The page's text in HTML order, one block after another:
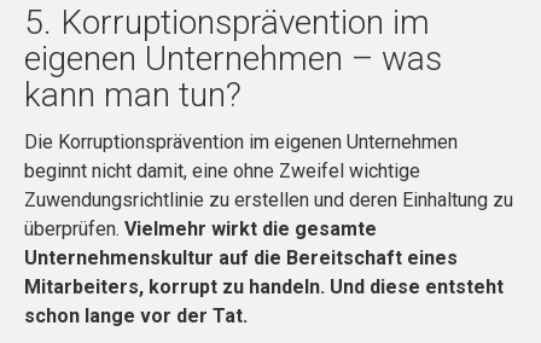
5. Korruptionsprävention im
eigenen Unternehmen – was
kann man tun?
Die Korruptionsprävention im eigenen Unternehmen
beginnt nicht damit, eine ohne Zweifel wichtige
Zuwendungsrichtlinie zu erstellen und deren Einhaltung zu
überprüfen. Vielmehr wirkt die gesamte
Unternehmenskultur auf die Bereitschaft eines
Mitarbeiters, korrupt zu handeln. Und diese entsteht
schon lange vor der Tat.